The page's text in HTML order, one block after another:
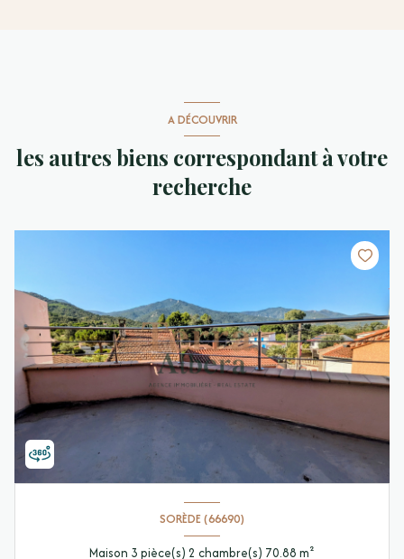
A DÉCOUVRIR
les autres biens correspondant à votre
recherche
SORÈDE (66690)
Maison 3 pièce(s) 2 chambre(s) 70.88 m²